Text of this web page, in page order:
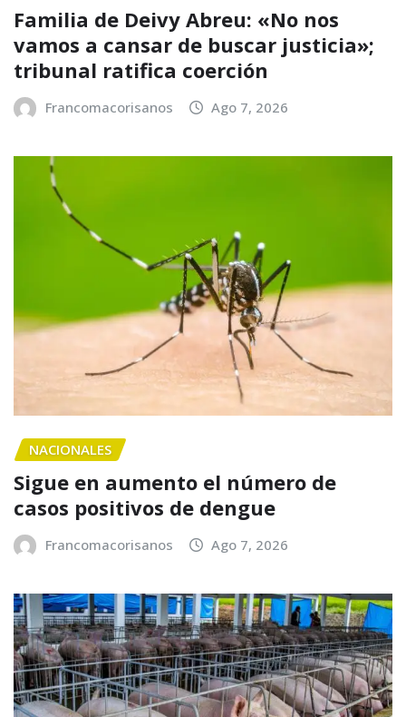
Familia de Deivy Abreu: «No nos
vamos a cansar de buscar justicia»;
tribunal ratifica coerción
Francomacorisanos Ago 7, 2026
NACIONALES
Sigue en aumento el número de
casos positivos de dengue
Francomacorisanos Ago 7, 2026